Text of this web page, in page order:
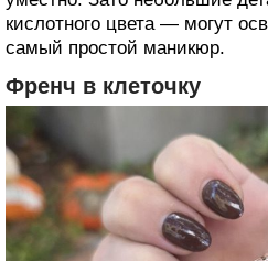
кислотного цвета — могут
самый простой маникюр.
Френч в клеточку